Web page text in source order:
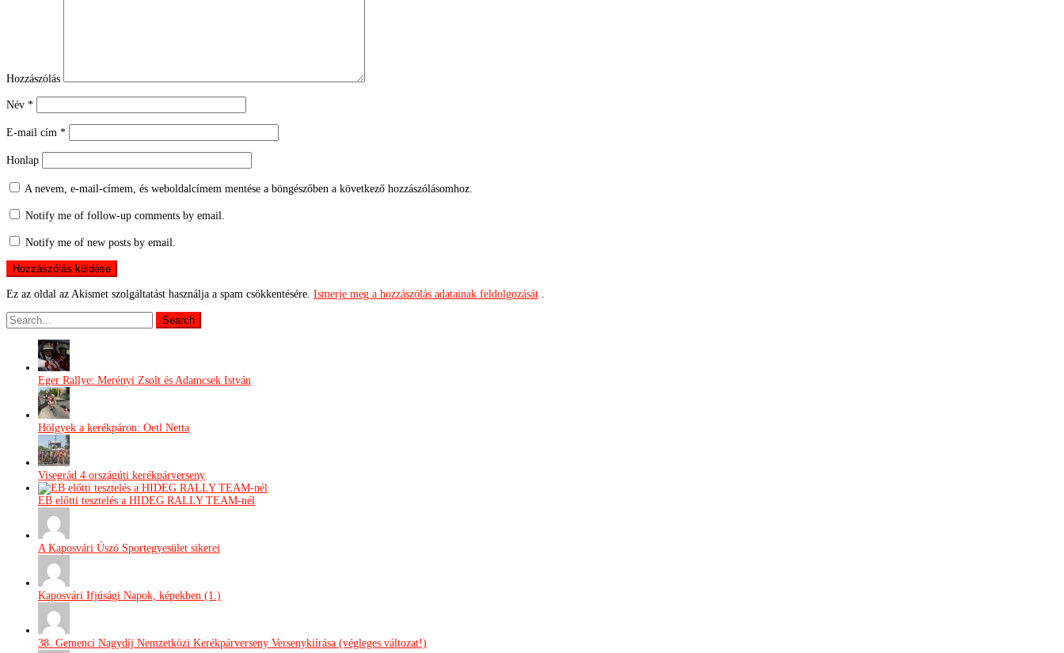
Hozzászólás
Név *
E-mail cím *
Honlap
A nevem, e-mail-címem, és weboldalcímem mentése a böngészőben a következő hozzászólásomhoz.
Notify me of follow-up comments by email.
Notify me of new posts by email.
Ez az oldal az Akismet szolgáltatást használja a spam csökkentésére. Ismerje meg a hozzászólás adatainak feldolgozását .
Eger Rallye: Merényi Zsolt és Adamcsek István
Hölgyek a kerékpáron: Oetl Netta
Visegrád 4 országúti kerékpárverseny
EB előtti tesztelés a HIDEG RALLY TEAM-nél
A Kaposvári Úszó Sportegyesület sikerei
Kaposvári Ifjúsági Napok, képekben (1.)
38. Gemenci Nagydíj Nemzetközi Kerékpárverseny Versenykiírása (végleges változat!)